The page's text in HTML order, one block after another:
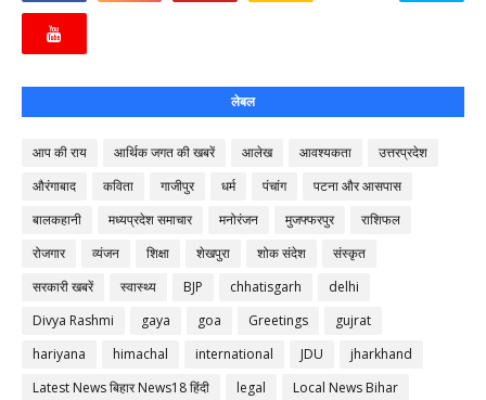
लेबल
आप की राय आर्थिक जगत की खबरें आलेख आवश्यकता
उत्तरप्रदेश
औरंगाबाद
कविता गाजीपुर धर्म पंचांग
पटना और आसपास
बालकहानी
मध्यप्रदेश समाचार मनोरंजन मुजफ्फरपुर
राशिफल
रोजगार
व्यंजन शिक्षा शेखपुरा शोक संदेश
संस्कृत
सरकारी खबरें
स्वास्थ्य BJP chhatisgarh
delhi
Divya Rashmi
gaya goa Greetings
gujrat
hariyana
himachal international JDU
jharkhand
Latest News बिहार News18 हिंदी
legal
Local News Bihar